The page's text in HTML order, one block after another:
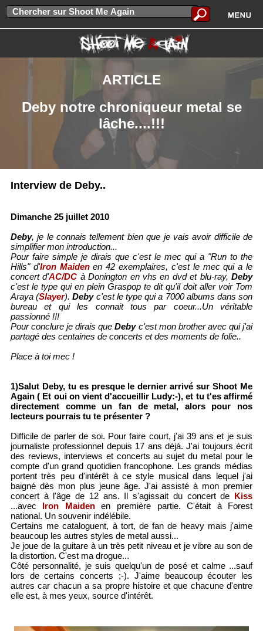
ARTICLE
Deby notre chroniqueur metal se
lâche....!!!
Interview de Deby..
Dimanche 25 juillet 2010
Deby, je le connais tellement bien que je vais avoir difficile de
simplifier mon introduction...
Pour faire simple je dirais que c'est le mec qui a "Run to the
Hills" d'Iron Maidenen 42 exemplaires, c'est le mec qui a le
concert d'AC/DC à Donington en vhs en dvd et blu-ray,Deby
c'est le type qui en plein Graspop te dit qu'il doit aller voir Tom
Araya (Slayer).Debyc'est le type qui a 7000 albums dans son
bureau et qui les connait tous par coeur...Un véritable
passionné !!!
Pour conclure je dirais queDebyc'est mon brother avec qui j'ai
partagé des centaines de concerts et des moments de folie..
Place à toi mec !
1)Salut Deby, tu es presque le dernier arrivé sur Shoot Me
Again ( Et oui on vient d'accueillir Ludy:-), et tu t'es affirmé
directement comme un fan de metal, alors pour nos
lecteurs pourrais tu te présenter ?
Difficile de parler de soi. Pour faire court, j'ai 39 ans et je suis
journaliste professionnel depuis 17 ans déjà. J'ai toujours écrit
des reviews, interviews et concerts au sujet du metal pour le
compte d'un grand quotidien francophone. Les grands médias
portent très peu d'intérêt à ce style musical dans lequel j'ai
baigné dès mon plus jeune âge. J'ai assisté à mon premier
concert à l'âge de 12 ans. Il s'agissait du concert de Kiss
...avec Iron Maidenen première partie. C'était à Forest
national. Un souvenir indélébile.
Certains me cataloguent, à tort, de fan de heavy mais j'aime
beaucoup les autres styles de metal aussi...
Je joue de la guitare à un très petit niveau et je vibre au son de
la distortion. C'est ma drogue...
Côté personnalité, je suis quelqu'un de posé et calme ...sauf
lors de certains concerts ;-). J'aime beaucoup écouter les
autres car chacun a sa propre histoire et que chacune d'entre
elle est, à mes yeux, source d'intérêt.